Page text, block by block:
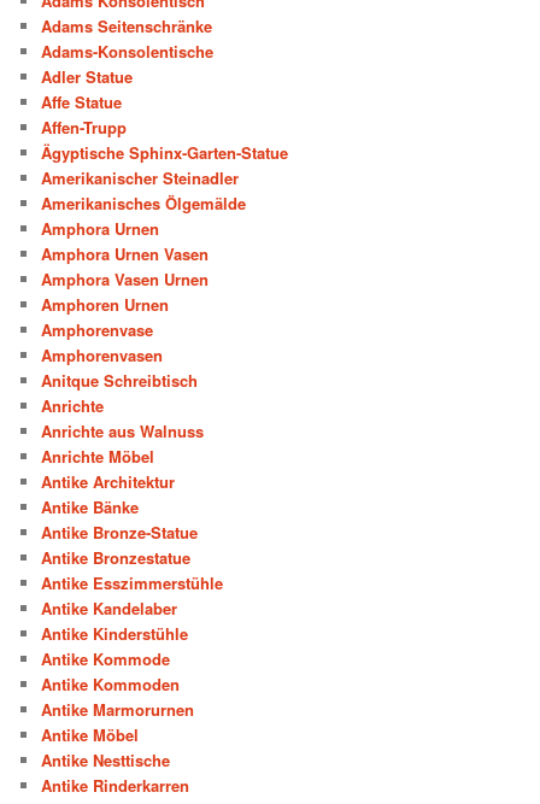
Adams Seitenschränke
Adams-Konsolentische
Adler Statue
Affe Statue
Affen-Trupp
Ägyptische Sphinx-Garten-Statue
Amerikanischer Steinadler
Amerikanisches Ölgemälde
Amphora Urnen
Amphora Urnen Vasen
Amphora Vasen Urnen
Amphoren Urnen
Amphorenvase
Amphorenvasen
Anitque Schreibtisch
Anrichte
Anrichte aus Walnuss
Anrichte Möbel
Antike Architektur
Antike Bänke
Antike Bronze-Statue
Antike Bronzestatue
Antike Esszimmerstühle
Antike Kandelaber
Antike Kinderstühle
Antike Kommode
Antike Kommoden
Antike Marmorurnen
Antike Möbel
Antike Nesttische
Antike Rinderkarren